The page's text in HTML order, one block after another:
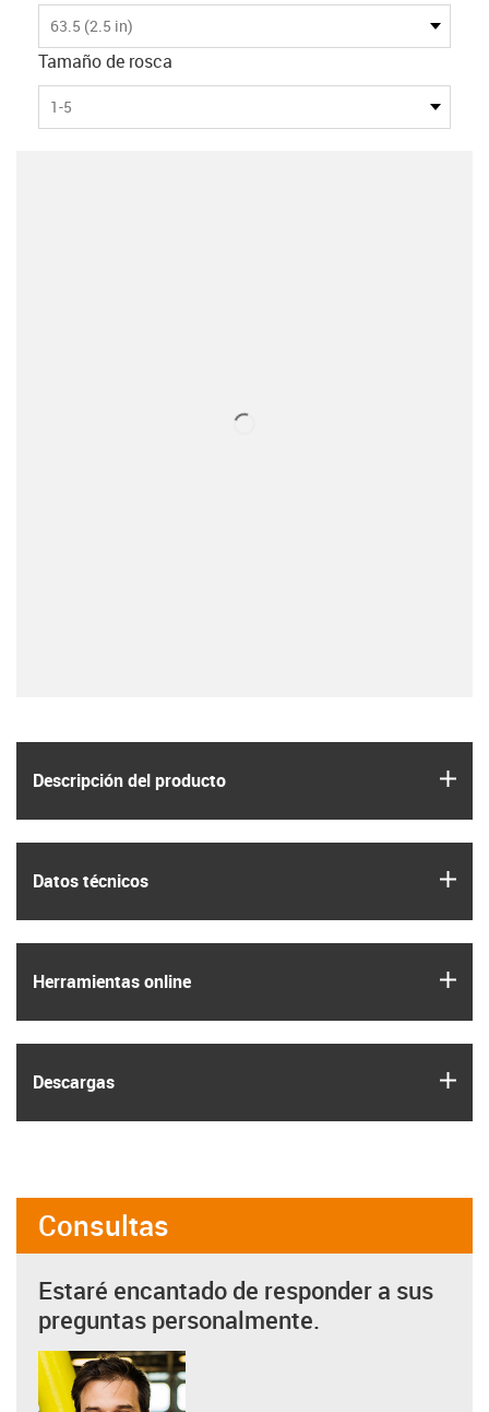
63.5 (2.5 in)
Tamaño de rosca
1-5
Descripción del producto
Datos técnicos
Herramientas online
Descargas
Consultas
Estaré encantado de responder a sus
preguntas personalmente.